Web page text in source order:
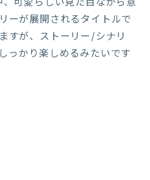
ーが展開されるタイトルで
すが、ストーリー/シナリ
っかり楽しめるみたいです